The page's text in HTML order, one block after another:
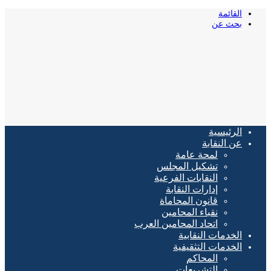
القائمة
بحث عن
الرئيسية
عن النقابة
لمحة عامة
تشكيل المجلس
النقابات الفرعية
إدارات النقابة
قانون المحاماة
نقباء المحامين
اتحاد المحامين العرب
الخدمات النقابية
الخدمات التثقيفية
المحاكم